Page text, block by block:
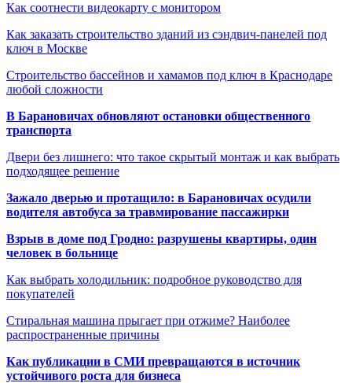
Как соотнести видеокарту с монитором
Как заказать строительство зданий из сэндвич-панелей под
ключ в Москве
Строительство бассейнов и хамамов под ключ в Краснодаре
любой сложности
В Барановичах обновляют остановки общественного
транспорта
Двери без лишнего: что такое скрытый монтаж и как выбрать
подходящее решение
Зажало дверью и протащило: в Барановичах осудили
водителя автобуса за травмирование пассажирки
Взрыв в доме под Гродно: разрушены квартиры, один
человек в больнице
Как выбрать холодильник: подробное руководство для
покупателей
Стиральная машина прыгает при отжиме? Наиболее
распространенные причины
Как публикации в СМИ превращаются в источник
устойчивого роста для бизнеса